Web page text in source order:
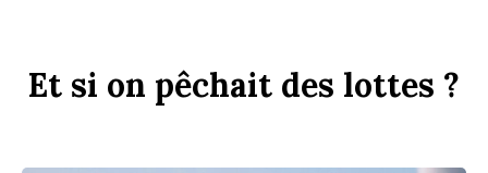
Et si on pêchait des lottes ?